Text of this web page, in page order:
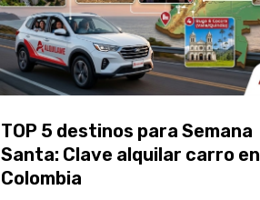
TOP 5 destinos para Semana
Santa: Clave alquilar carro en
Colombia